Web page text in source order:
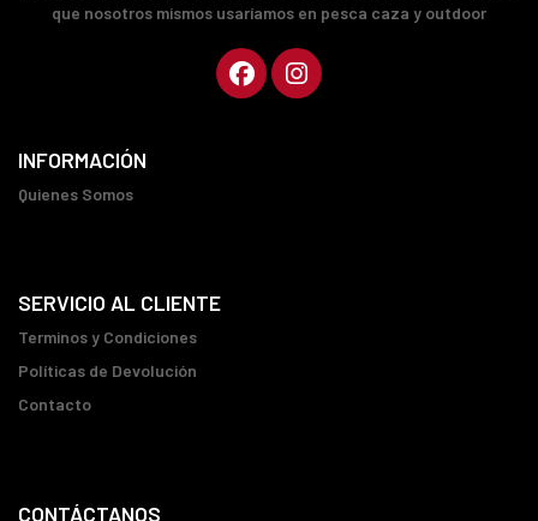
que nosotros mismos usaríamos en pesca caza y outdoor
INFORMACIÓN
Quienes Somos
SERVICIO AL CLIENTE
Terminos y Condiciones
Políticas de Devolución
Contacto
CONTÁCTANOS